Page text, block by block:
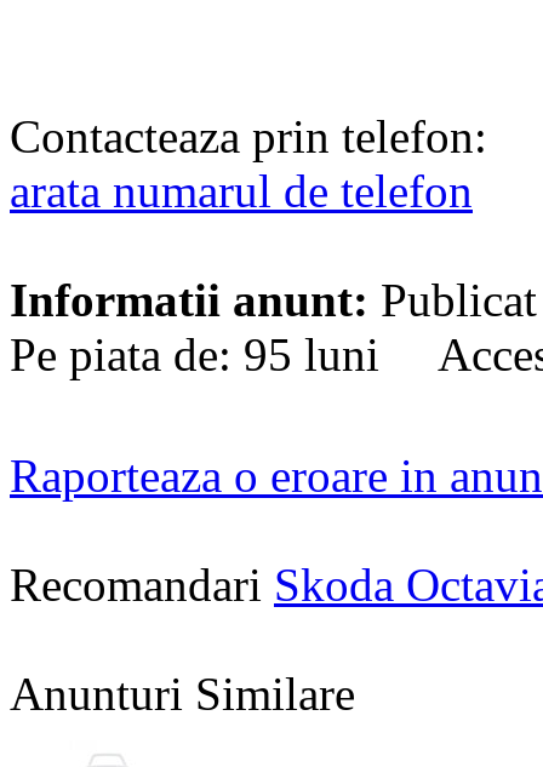
Contacteaza prin telefon:
arata numarul de telefon
Informatii anunt:
Pe piata de: 95 luni
Raporteaza o eroare in
Recomandari Skoda
Anunturi Similare